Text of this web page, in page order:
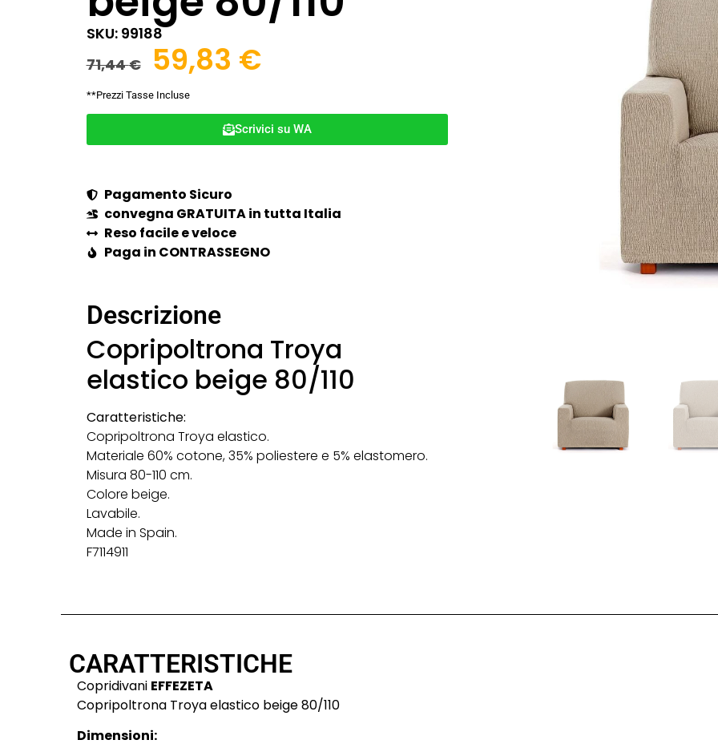
SKU: 99188
71,44€ 59,83 €
**Prezzi Tasse Incluse
Scrivici su WA
Pagamento Sicuro
convegna GRATUITA in tutta Italia
Reso facile e veloce
Paga in CONTRASSEGNO
Descrizione
Copripoltrona Troya
elastico beige 80/110
Caratteristiche:
Copripoltrona Troya elastico.
Materiale 60% cotone, 35% poliestere e 5% elastomero.
Misura 80-110 cm.
Colore beige.
Lavabile.
Made in Spain.
F7114911
CARATTERISTICHE
Copridivani EFFEZETA
Copripoltrona Troya elastico beige 80/110
Dimensioni: